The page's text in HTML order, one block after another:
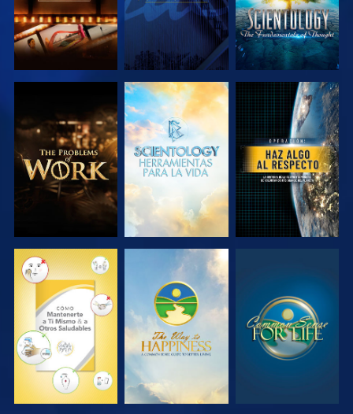
EXPLORA LAS
SERIES
EXPLORA LAS
SERIES
VE
VE VE VE